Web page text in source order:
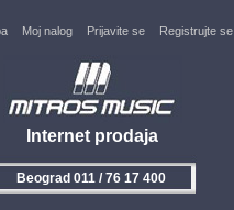
Internet prodaja
Moj nalog Prijavite se Registrujte se
Beograd 011 / 76 17 400